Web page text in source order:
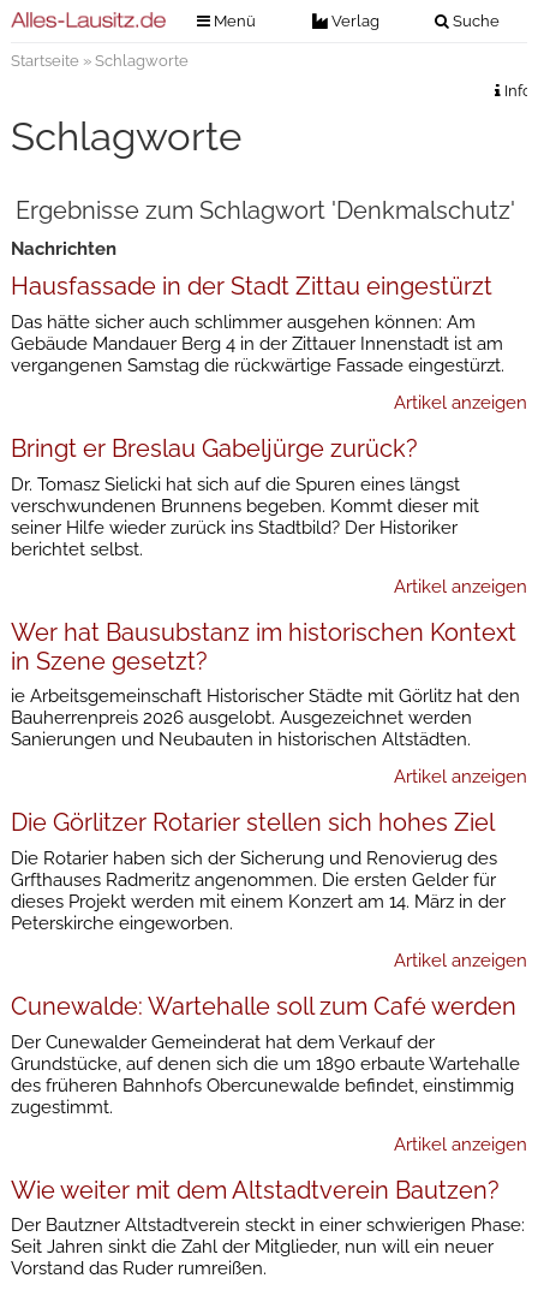
Menü Verlag Suche
Verlag
Kontakt
Anzeigenannahme
Startseite» Schlagworte
Info
Schlagworte
Ergebnisse zum Schlagwort 'Denkmalschutz'
Nachrichten
Hausfassade in der Stadt Zittau eingestürzt
Das hätte sicher auch schlimmer ausgehen können: Am
Gebäude Mandauer Berg 4 in der Zittauer Innenstadt ist am
vergangenen Samstag die rückwärtige Fassade eingestürzt.
Artikel anzeigen
Bringt er Breslau Gabeljürge zurück?
Dr. Tomasz Sielicki hat sich auf die Spuren eines längst
verschwundenen Brunnens begeben. Kommt dieser mit
seiner Hilfe wieder zurück ins Stadtbild? Der Historiker
berichtet selbst.
Artikel anzeigen
Wer hat Bausubstanz im historischen Kontext
in Szene gesetzt?
ie Arbeitsgemeinschaft Historischer Städte mit Görlitz hat den
Bauherrenpreis 2026 ausgelobt. Ausgezeichnet werden
Sanierungen und Neubauten in historischen Altstädten.
Artikel anzeigen
Die Görlitzer Rotarier stellen sich hohes Ziel
Die Rotarier haben sich der Sicherung und Renovierug des
Grfthauses Radmeritz angenommen. Die ersten Gelder für
dieses Projekt werden mit einem Konzert am 14. März in der
Peterskirche eingeworben.
Artikel anzeigen
Cunewalde: Wartehalle soll zum Café werden
Der Cunewalder Gemeinderat hat dem Verkauf der
Grundstücke, auf denen sich die um 1890 erbaute Wartehalle
des früheren Bahnhofs Obercunewalde befindet, einstimmig
zugestimmt.
Artikel anzeigen
Wie weiter mit dem Altstadtverein Bautzen?
Der Bautzner Altstadtverein steckt in einer schwierigen Phase:
Seit Jahren sinkt die Zahl der Mitglieder, nun will ein neuer
Vorstand das Ruder rumreißen.